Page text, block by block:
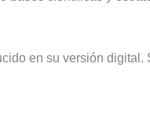
en su versión digital.